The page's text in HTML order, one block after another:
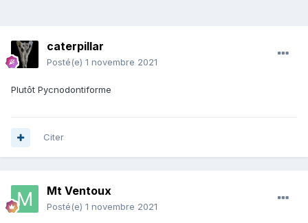
caterpillar
Posté(e) 1 novembre 2021
Plutôt Pycnodontiforme
Citer
Mt Ventoux
Posté(e) 1 novembre 2021